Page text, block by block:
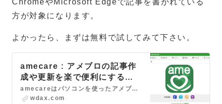
ChromeやMicrosoft Edgeで記事を書かれている
方が対象になります。
よかったら、まずは無料で試してみて下さい。
amecare : アメブロの記事作
成や更新を楽で便利にする
Chrome拡張機能
amecareはパソコンを使ったアメブロの記事の作成や更新を楽で便利にするパソコン派アメブロユーザーのためのChrome拡張機能です。
wdax.com